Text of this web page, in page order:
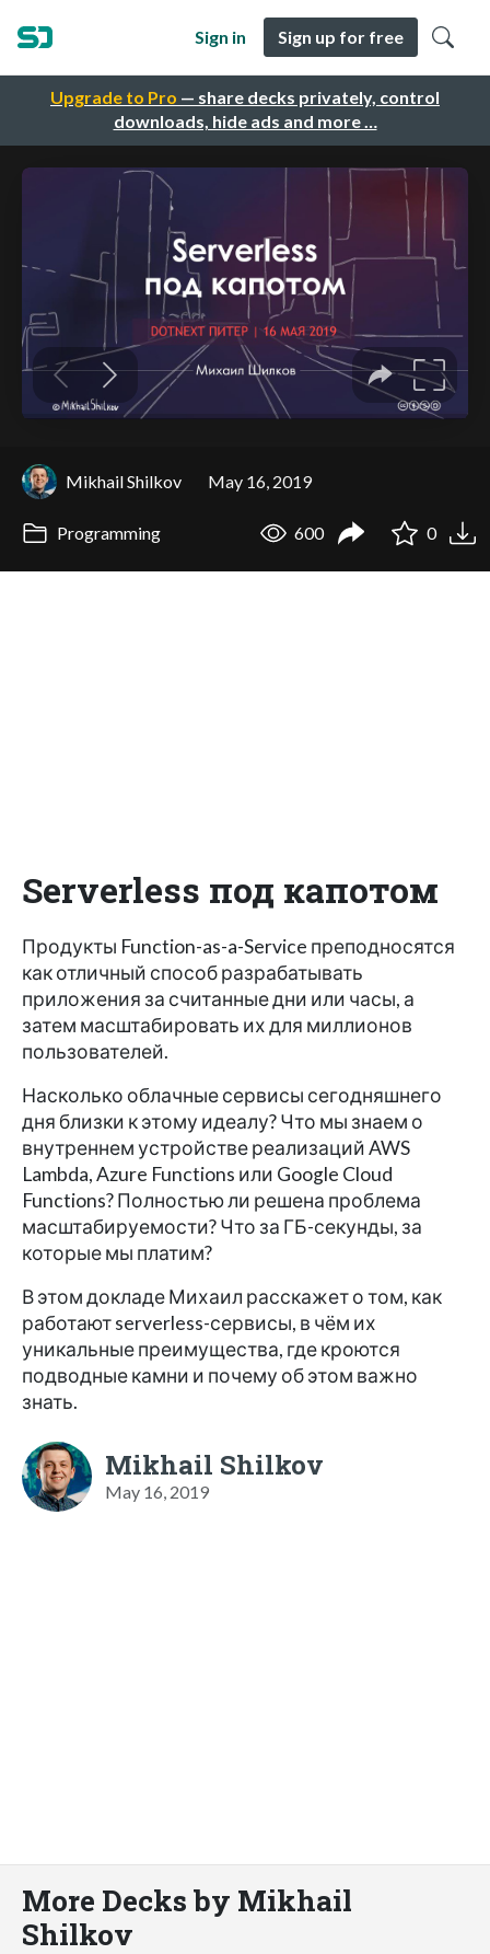
Upgrade to Pro — share decks privately, control
downloads, hide ads and more …
Sign in Sign up for free
Mikhail Shilkov May 16, 2019
Programming 600 0
Serverless под капотом
Продукты Function-as-a-Service преподносятся
как отличный способ разрабатывать
приложения за считанные дни или часы, а
затем масштабировать их для миллионов
пользователей.
Насколько облачные сервисы сегодняшнего
дня близки к этому идеалу? Что мы знаем о
внутреннем устройстве реализаций AWS
Lambda, Azure Functions или Google Cloud
Functions? Полностью ли решена проблема
масштабируемости? Что за ГБ-секунды, за
которые мы платим?
В этом докладе Михаил расскажет о том, как
работают serverless-сервисы, в чём их
уникальные преимущества, где кроются
подводные камни и почему об этом важно
знать.
Mikhail Shilkov
May 16, 2019
More Decks by Mikhail
Shilkov